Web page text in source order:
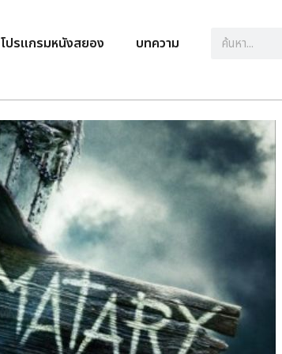
โปรแกรมหนังสยอง บทความ